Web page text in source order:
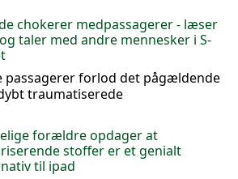
chokerer medpassagerer - læser
taler med andre mennesker i S-
passagerer forlod det pågældende
traumatiserede
forældre opdager at
stoffer er et genialt
til ipad